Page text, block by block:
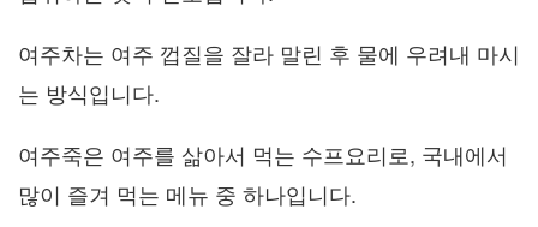
여주차는 여주 껍질을 잘라 말린 후 물에 우려내 마시
는 방식입니다.
여주죽은 여주를 삶아서 먹는 수프요리로, 국내에서
많이 즐겨 먹는 메뉴 중 하나입니다.